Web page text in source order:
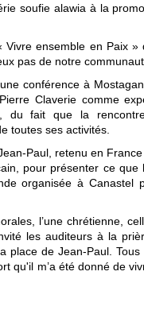
soufie alawia à la
Vivre ensemble en Paix »
pas de notre
conférence à
Claverie comme
du fait que la
toutes ses activités.
Paul, retenu en
pour présenter ce que
organisée à Canastel
l’une chrétienne,
les auditeurs à la
place de Jean-Paul. Tous
qu'il m’a été donné de